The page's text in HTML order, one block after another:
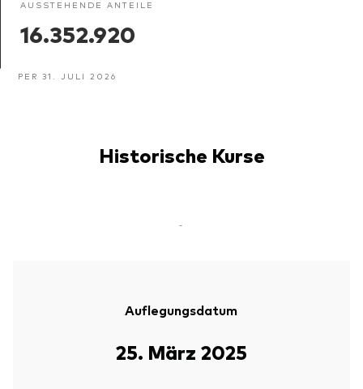
AUSSTEHENDE ANTEILE
16.352.920
PER 31. JULI 2026
Historische Kurse
-
Auflegungsdatum
25. März 2025